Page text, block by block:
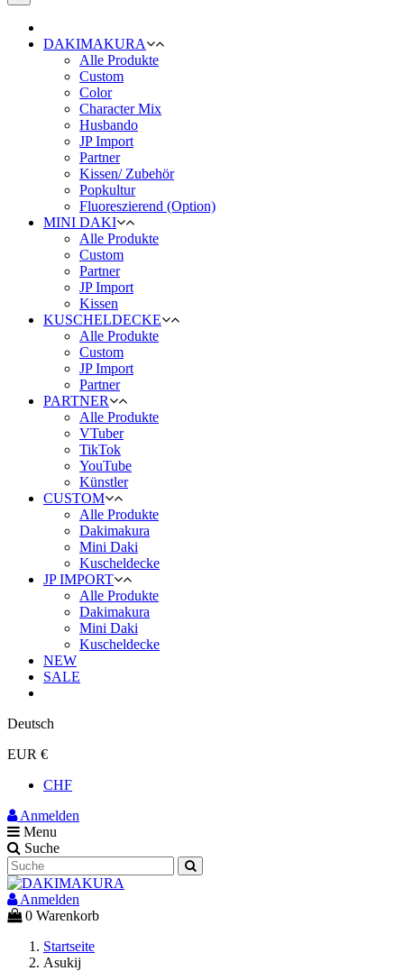
DAKIMAKURA
Alle Produkte
Custom
Color
Character Mix
Husbando
JP Import
Partner
Kissen/ Zubehör
Popkultur
Fluoreszierend (Option)
MINI DAKI
Alle Produkte
Custom
Partner
JP Import
Kissen
KUSCHELDECKE
Alle Produkte
Custom
JP Import
Partner
PARTNER
Alle Produkte
VTuber
TikTok
YouTube
Künstler
CUSTOM
Alle Produkte
Dakimakura
Mini Daki
Kuscheldecke
JP IMPORT
Alle Produkte
Dakimakura
Mini Daki
Kuscheldecke
NEW
SALE
Deutsch
EUR €
CHF
Anmelden
Menu
Suche
Anmelden
0 Warenkorb
Startseite
Asukij